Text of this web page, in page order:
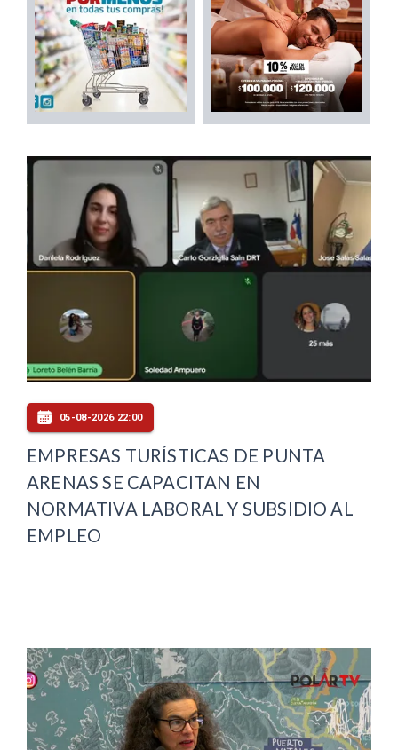
05-08-2026 22:00
EMPRESAS TURÍSTICAS DE PUNTA
ARENAS SE CAPACITAN EN
NORMATIVA LABORAL Y SUBSIDIO AL
EMPLEO